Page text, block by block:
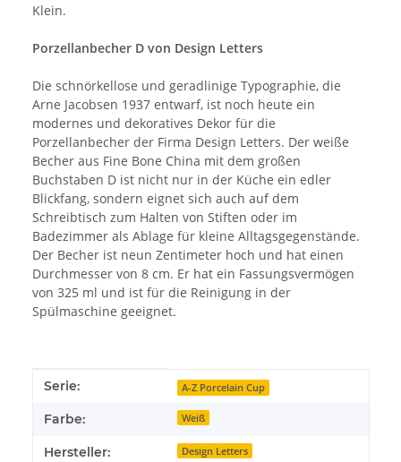
Klein.
Porzellanbecher D von Design Letters
Die schnörkellose und geradlinige Typographie, die
Arne Jacobsen 1937 entwarf, ist noch heute ein
modernes und dekoratives Dekor für die
Porzellanbecher der Firma Design Letters. Der weiße
Becher aus Fine Bone China mit dem großen
Buchstaben D ist nicht nur in der Küche ein edler
Blickfang, sondern eignet sich auch auf dem
Schreibtisch zum Halten von Stiften oder im
Badezimmer als Ablage für kleine Alltagsgegenstände.
Der Becher ist neun Zentimeter hoch und hat einen
Durchmesser von 8 cm. Er hat ein Fassungsvermögen
von 325 ml und ist für die Reinigung in der
Spülmaschine geeignet.
Produkteigenschaft
Wert
Serie: A-Z Porcelain Cup
Farbe: Weiß
Hersteller: Design Letters